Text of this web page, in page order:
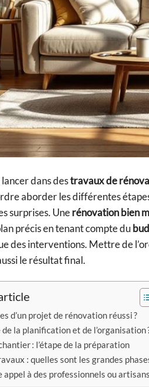
dans destravaux de
aborder les différentes
surprises. Unerénovation bien
précis en tenant compte du
des interventions. Mettre de
le résultat final.
d’un projet de rénovation réussi ?
la planification et de l’organisation
: l’étape de la préparation
: quelles sont les grandes
à des professionnels ou